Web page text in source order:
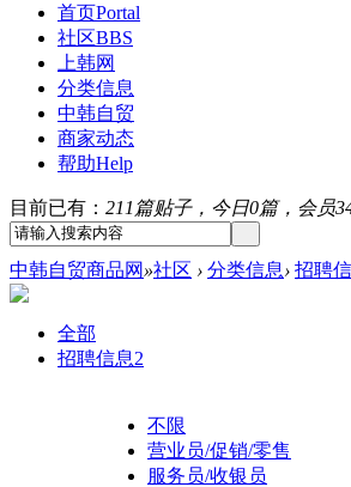
首页Portal
社区BBS
上韩网
分类信息
中韩自贸
商家动态
帮助Help
目前已有： 211篇贴子，今日0篇，会员
中韩自贸商品网 »社区 › 分类信息› 招聘
全部
招聘信息2
不限
营业员/促销/零售
服务员/收银员